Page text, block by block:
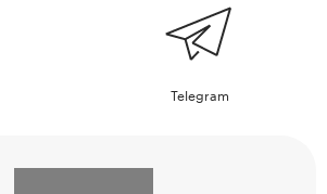
Telegram